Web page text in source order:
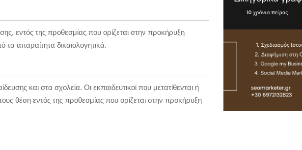
εντός της προθεσμίας που ορίζεται στην προκήρυξη
τα απαραίτητα δικαιολογητικά.
και στα σχολεία. Οι εκπαιδευτικοί που μετατίθενται ή
θέση εντός της προθεσμίας που ορίζεται στην προκήρυξη